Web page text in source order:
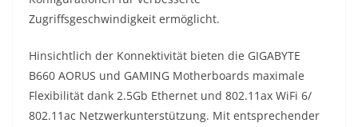
Zugriffsgeschwindigkeit ermöglicht.
Hinsichtlich der Konnektivität bieten die GIGABYTE
B660 AORUS und GAMING Motherboards maximale
Flexibilität dank 2.5Gb Ethernet und 802.11ax WiFi 6/
802.11ac Netzwerkunterstützung. Mit entsprechender